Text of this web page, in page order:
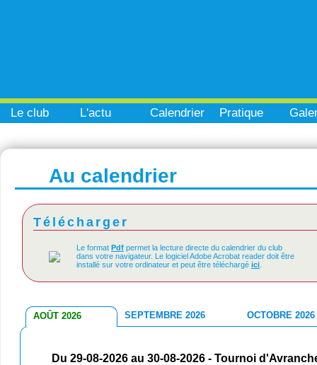
Le club L'actu Calendrier Pratique
Au calendrier
Télécharger
Le format Pdf permet la lecture directe du calendrier du club
dans votre navigateur. Le logiciel Adobe Acrobat reader doit être
installé sur votre ordinateur et peut être téléchargé ici
AOÛT 2026 SEPTEMBRE 2026 OCTOBRE 2026
Du 29-08-2026 au 30-08-2026 - Tournoi